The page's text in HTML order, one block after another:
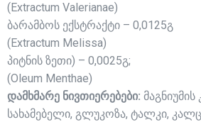
(Extractum Valerianae)
ბარამბოს ექსტრაქტი – 0,0125გ
(Extractum Melissa)
პიტნის ზეთი) – 0,0025გ;
(Oleum Menthae)
დამხმარე ნივთიერებები:
სახამებელი, გლუკოზა, ტალკი,